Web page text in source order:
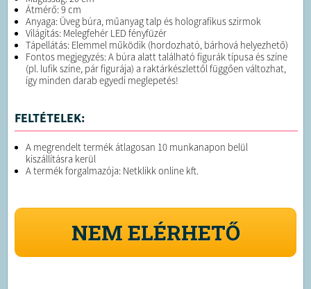
Átmérő: 9 cm
Anyaga: Üveg búra, műanyag talp és holografikus szirmok
Világítás: Melegfehér LED fényfüzér
Tápellátás: Elemmel működik (hordozható, bárhová helyezhető)
Fontos megjegyzés: A búra alatt található figurák típusa és színe
(pl. lufik színe, pár figurája) a raktárkészlettől függően változhat,
így minden darab egyedi meglepetés!
FELTÉTELEK:
A megrendelt termék átlagosan 10 munkanapon belül
kiszállításra kerül
A termék forgalmazója: Netklikk online kft.
NEM ELÉRHETŐ